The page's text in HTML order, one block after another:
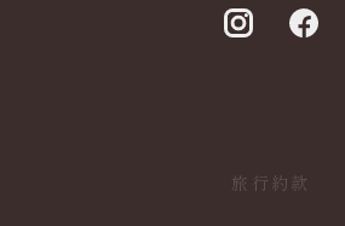
旅行約款